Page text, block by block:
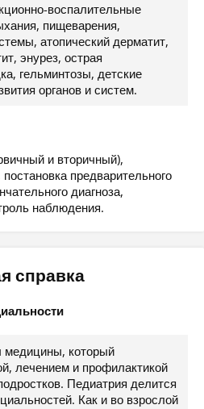
воспалительные
пищеварения,
атопический дерматит,
энурез, острая
гельминтозы, детские
органов и систем.
и вторичный),
предварительного
диагноза,
наблюдения.
справка
медицины, который
лечением и профилактикой
Педиатрия делится
Как и во взрослой